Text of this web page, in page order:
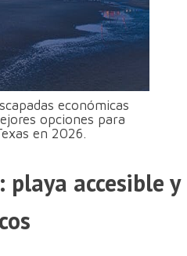
económicas
opciones para
en 2026.
playa accesible y